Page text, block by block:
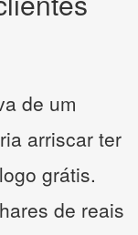
de um
arriscar ter
grátis.
de reais